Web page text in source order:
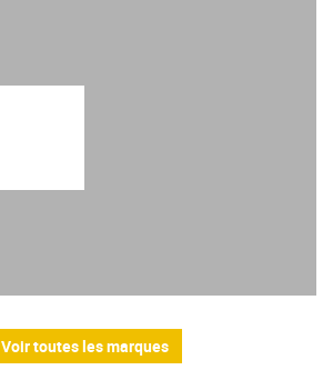
Voir toutes les marques